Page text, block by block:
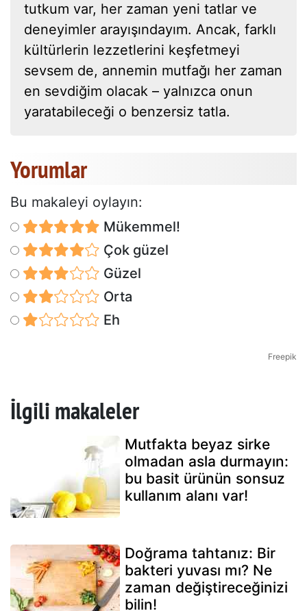
tutkum var, her zaman yeni tatlar ve
deneyimler arayışındayım. Ancak, farklı
kültürlerin lezzetlerini keşfetmeyi
sevsem de, annemin mutfağı her zaman
en sevdiğim olacak – yalnızca onun
yaratabileceği o benzersiz tatla.
Yorumlar
Bu makaleyi oylayın:
Mükemmel!
Çok güzel
Güzel
Orta
Eh
Freepik
İlgili makaleler
Mutfakta beyaz sirke
olmadan asla durmayın:
bu basit ürünün sonsuz
kullanım alanı var!
Doğrama tahtanız: Bir
bakteri yuvası mı? Ne
zaman değiştireceğinizi
bilin!